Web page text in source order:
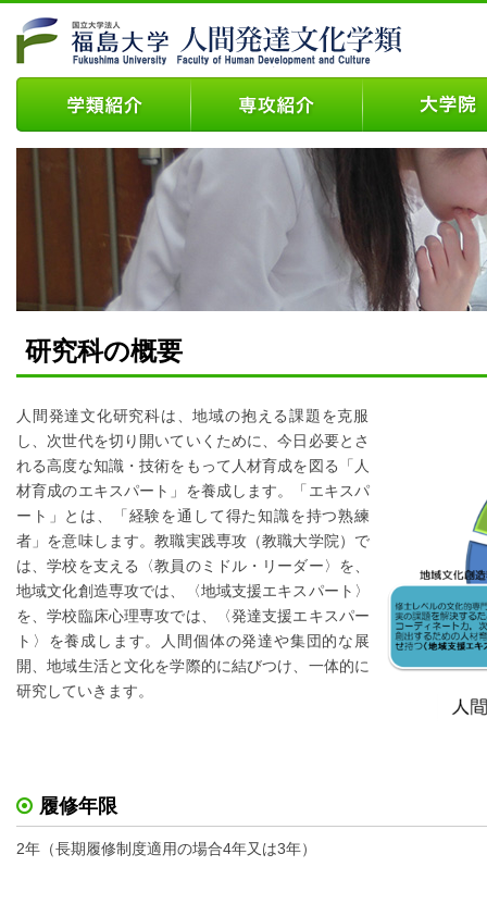
研究科の概要
人間発達文化研究科は、地域の抱える課題を克服
し、次世代を切り開いていくために、今日必要とさ
れる高度な知識・技術をもって人材育成を図る「人
材育成のエキスパート」を養成します。「エキスパ
ート」とは、「経験を通して得た知識を持つ熟練
者」を意味します。教職実践専攻（教職大学院）で
は、学校を支える〈教員のミドル・リーダー〉を、
地域文化創造専攻では、〈地域支援エキスパート〉
を、学校臨床心理専攻では、〈発達支援エキスパー
ト〉を養成します。人間個体の発達や集団的な展
開、地域生活と文化を学際的に結びつけ、一体的に
研究していきます。
履修年限
2年（長期履修制度適用の場合4年又は3年）